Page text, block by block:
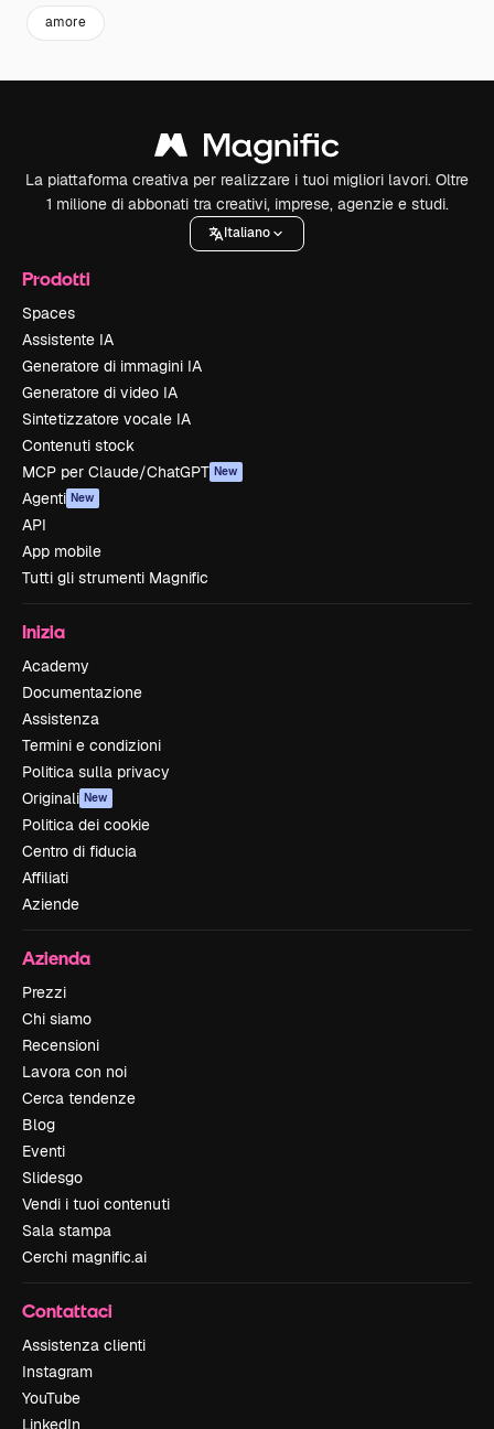
amore
La piattaforma creativa per realizzare i tuoi migliori lavori. Oltre
1 milione di abbonati tra creativi, imprese, agenzie e studi.
Italiano
Prodotti
Spaces
Assistente IA
Generatore di immagini IA
Generatore di video IA
Sintetizzatore vocale IA
Contenuti stock
MCP per Claude/ChatGPT New
Agenti New
API
App mobile
Tutti gli strumenti Magnific
Inizia
Academy
Documentazione
Assistenza
Termini e condizioni
Politica sulla privacy
Originali New
Politica dei cookie
Centro di fiducia
Affiliati
Aziende
Azienda
Prezzi
Chi siamo
Recensioni
Lavora con noi
Cerca tendenze
Blog
Eventi
Slidesgo
Vendi i tuoi contenuti
Sala stampa
Cerchi magnific.ai
Contattaci
Assistenza clienti
Instagram
YouTube
LinkedIn